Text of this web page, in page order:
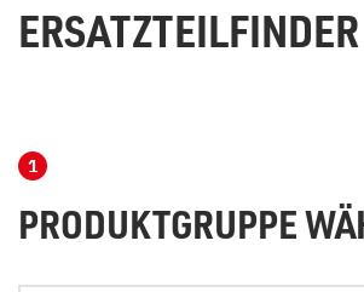
ERSATZTEILFINDER
PRODUKTGRUPPE